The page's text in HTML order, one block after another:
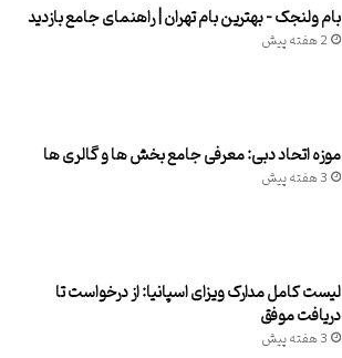
بام ولنجک – بهترین بام تهران | راهنمای جامع بازدید
2 هفته پیش
موزه اتحاد دبی: معرفی جامع بخش ها و گالری ها
3 هفته پیش
لیست کامل مدارک ویزای اسپانیا: از درخواست تا
دریافت موفق
3 هفته پیش